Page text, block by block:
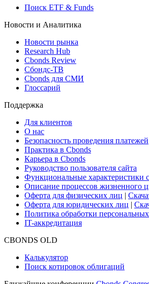
Виджет: Карта процентных ставок
ETF & Funds
Поиск ETF & Funds
Новости и Аналитика
Новости рынка
Research Hub
Сбондс-ТВ
Глоссарий
Поддержка
Для клиентов
О нас
Безопасность проведения платежей
Практика в Cbonds
Карьера в Cbonds
Руководство пользователя сайта
Функциональные характеристики
Описание процессов жизненного
Оферта для юридических лиц
IT-аккредитация